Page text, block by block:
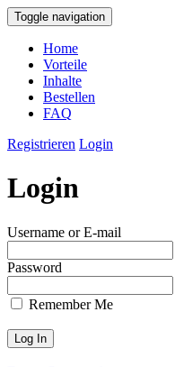
Toggle navigation
Home
Vorteile
Inhalte
Bestellen
FAQ
Registrieren Login
Login
Username or E-mail
Password
Remember Me